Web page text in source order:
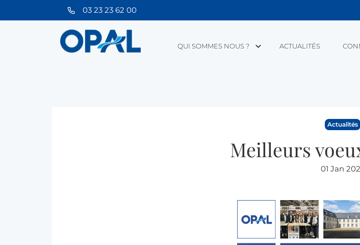
03 23 23 62 00
QUI SOMMES NOUS ? ACTUALITÉS
Actualités
Meilleurs
01 Jan